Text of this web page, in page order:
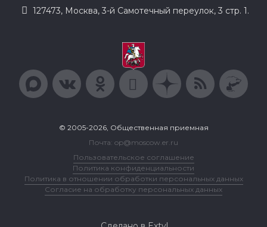
127473, Москва, 3-й Самотечный переулок, 3 стр. 1.
© 2005-2026, Общественная приемная
Почта: op@moscow.er.ru
Пользовательское соглашение
Политика конфиденциальности
Политика в отношении обработки персональных данных
Согласие на обработку персональных данных